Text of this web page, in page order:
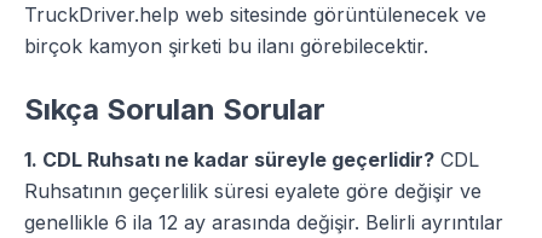
TruckDriver.help web sitesinde görüntülenecek ve
birçok kamyon şirketi bu ilanı görebilecektir.
Sıkça Sorulan Sorular
1. CDL Ruhsatı ne kadar süreyle geçerlidir? CDL
Ruhsatının geçerlilik süresi eyalete göre değişir ve
genellikle 6 ila 12 ay arasında değişir. Belirli ayrıntılar